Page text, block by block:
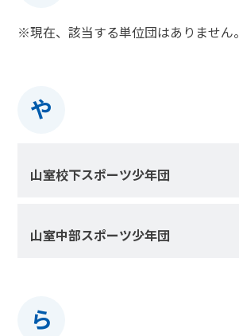
※現在、該当する単位団はありません。
や
山室校下スポーツ少年団
山室中部スポーツ少年団
ら